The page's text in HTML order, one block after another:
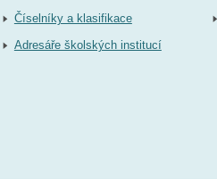
Číselníky a klasifikace
Adresáře školských institucí